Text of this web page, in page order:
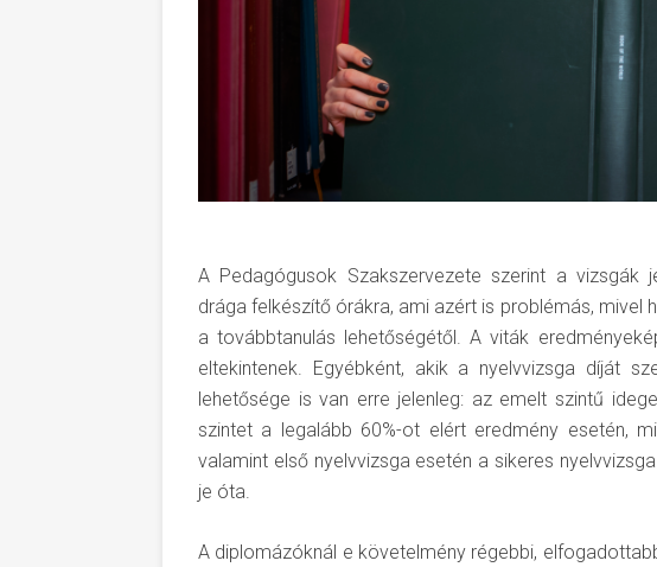
A Pedagógusok Szakszervezete szerint a vizsgák
drága felkészítő órákra, ami azért is problémás, mivel
a továbbtanulás lehetőségétől. A viták
eltekintenek. Egyébként, akik a nyelvvizsga díját
lehetősége is van erre jelenleg: az emelt szintű
szintet a legalább 60%-ot elért eredmény esetén,
valamint első nyelvvizsga esetén a sikeres
je óta.
A diplomázóknál e követelmény régebbi,